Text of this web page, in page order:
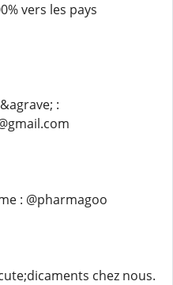
vers les pays
:
: @pharmagoo
chez nous.